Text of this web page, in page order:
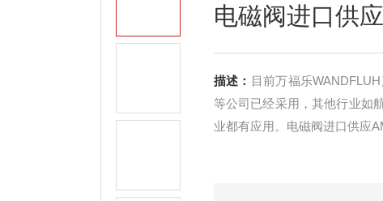
电磁阀进口供
描述： 目前万福乐
等公司已经采用，其他行业如
业都有应用。电磁阀进口供应